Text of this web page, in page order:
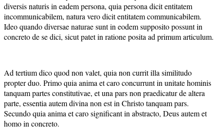
diversis naturis in eadem persona, quia persona dicit entitatem
incommunicabilem, natura vero dicit entitatem communicabilem.
Ideo quando diversae naturae sunt in eodem supposito possunt in
concreto de se dici, sicut patet in ratione posita ad primum articulum.
Ad tertium dico quod non valet, quia non currit illa similitudo
propter duo. Primo quia anima et caro concurrunt in unitate hominis
tanquam partes constitutivae, et una pars non praedicatur de altera
parte, essentia autem divina non est in Christo tanquam pars.
Secundo quia anima et caro significant in abstracto, Deus autem et
homo in concreto.